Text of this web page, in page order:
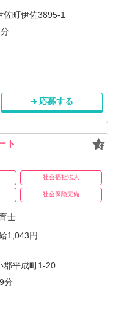
佐町伊佐3895-1
応募する
ト
社会福祉法人
社会保険完備
士
1,043円
郡平成町1-20
分